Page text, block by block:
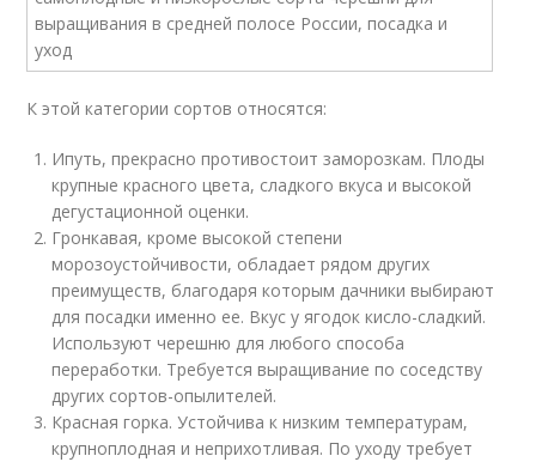
К этой категории сортов относятся:
Ипуть, прекрасно противостоит заморозкам. Плоды
крупные красного цвета, сладкого вкуса и высокой
дегустационной оценки.
Гронкавая, кроме высокой степени
морозоустойчивости, обладает рядом других
преимуществ, благодаря которым дачники выбирают
для посадки именно ее. Вкус у ягодок кисло-сладкий.
Используют черешню для любого способа
переработки. Требуется выращивание по соседству
других сортов-опылителей.
Красная горка. Устойчива к низким температурам,
крупноплодная и неприхотливая. По уходу требует